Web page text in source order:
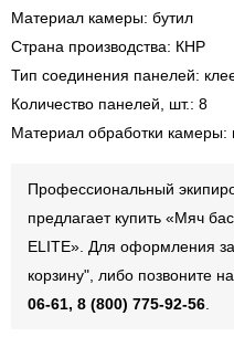
Материал камеры: бутил
Страна производства: КНР
Тип соединения панелей:
Количество панелей, шт.: 8
Материал обработки камеры:
Профессиональный
предлагает купить «Мяч
ELITE». Для оформления
корзину", либо позвоните
06-61, 8 (800) 775-92-56